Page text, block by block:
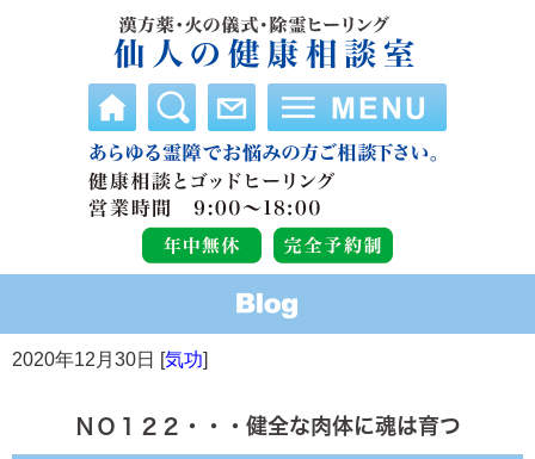
2020年12月30日 [気功]
ＮＯ１２２・・・健全な肉体に魂は育つ